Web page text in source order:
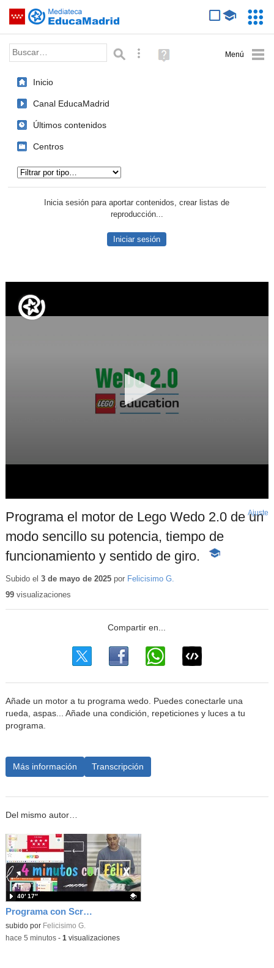
Saltar navegación
Palabra o frase: Búsqueda avanzada
Ayuda
(en
Inicio
Canal EducaMadrid
Últimos contenidos
Centros
Inicia sesión para aportar contenidos, crear listas de
reproducción...
Iniciar sesión
Programa el motor de Lego Wedo 2.0 de un
modo sencillo su potencia, tiempo de
funcionamiento y sentido de giro.
-
Ajuste
Subido el 3 de mayo de 2025por Felicisimo G.
99visualizaciones
Añade un motor a tu programa wedo. Puedes conectarle una
rueda, aspas... Añade una condición, repeticiones y luces a tu
programa.
Más información Transcripción
Del mismo autor…
Programa con Scratch, 8 diferentes juegos para vivir la emoción de los partidos de España en el mundial 2026
Contenido educativo.
subido por Felicisimo G.
40′ 17″
-hace 5 minutos- 1 visualizaciones